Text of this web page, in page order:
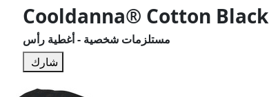
Cooldanna® Cotton Black
مستلزمات شخصية - أغطية رأس
شارك